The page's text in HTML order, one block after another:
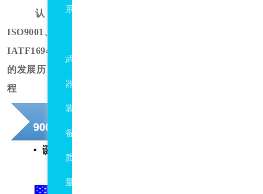
认
ISO9001、
IATF16949
的发展历
程
系
武
器
装
备
质
量